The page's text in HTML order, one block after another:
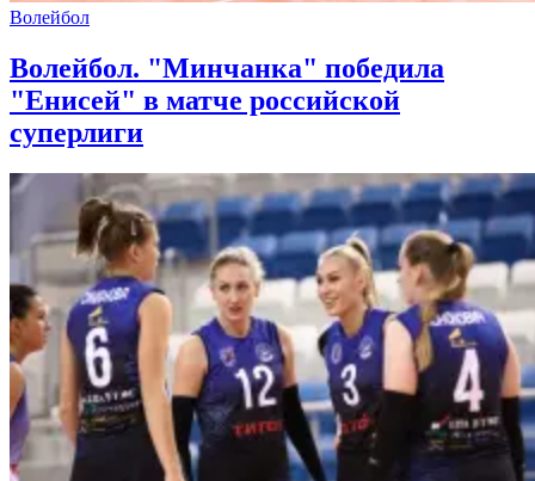
Волейбол
Волейбол. "Минчанка" победила
"Енисей" в матче российской
суперлиги